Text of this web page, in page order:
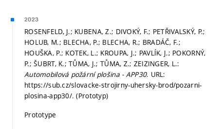
2023
ROSENFELD, J.; KUBENA, Z.; DIVOKÝ, F.; PETŘIVALSKÝ, P.;
HOLUB, M.; BLECHA, P.; BLECHA, R.; BRADÁČ, F.;
HOUŠKA, P.; KOTEK, L.; KROUPA, J.; PAVLÍK, J.; POKORNÝ,
P.; ŠUBRT, K.; TŮMA, J.; TŮMA, Z.; ZEIZINGER, L.:
Automobilová požární plošina - APP30. URL:
https://sub.cz/slovacke-strojirny-uhersky-brod/pozarni-
plosina-app30/. (Prototyp)
Prototype